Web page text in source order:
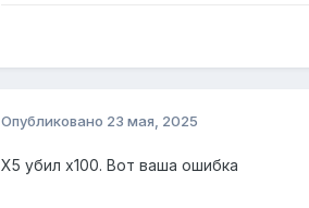
Опубликовано 23 мая, 2025
Х5 убил х100. Вот ваша ошибка